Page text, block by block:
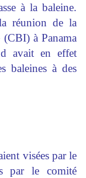
à la baleine.
réunion de la
à Panama
avait en effet
baleines à des
visées par le
par le comité